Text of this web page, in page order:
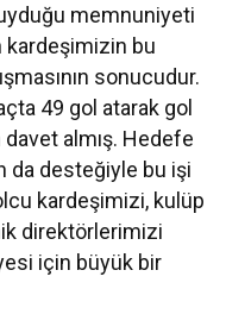
memnuniyeti
kardeşimizin bu
sonucudur.
49 gol atarak gol
davet almış. Hedefe
da desteğiyle bu işi
kardeşimizi, kulüp
direktörlerimizi
için büyük bir